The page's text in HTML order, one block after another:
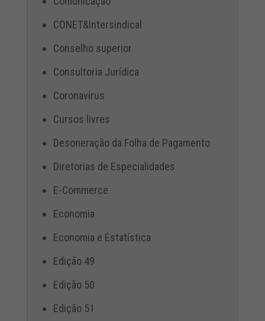
CONET&Intersindical
Conselho superior
Consultoria Jurídica
Coronavírus
Cursos livres
Desoneração da Folha de Pagamento
Diretorias de Especialidades
E-Commerce
Economia
Economia e Estatística
Edição 49
Edição 50
Edição 51